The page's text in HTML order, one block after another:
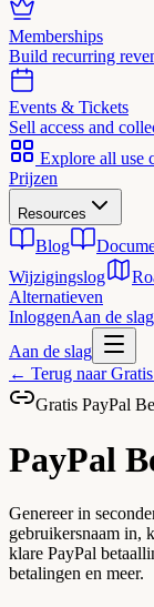
Memberships
Build recurring
Events & Tickets
Sell access and
Explore all use
Prijzen
Resources
Blog
Wijzigingslog
Alternatieven
InloggenAan de slag
Aan de slag
← Terug naar
Gratis PayPal
PayPal
Genereer in
gebruikersnaam in,
klare PayPal
betalingen en meer.